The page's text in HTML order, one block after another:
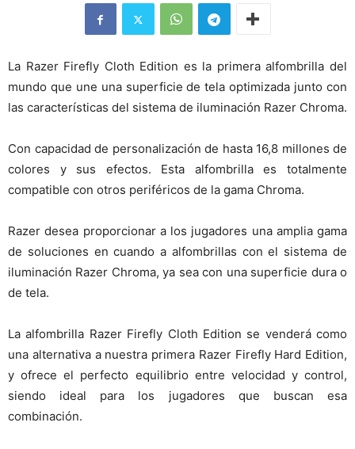
La Razer Firefly Cloth Edition es la primera alfombrilla del
mundo que une una superficie de tela optimizada junto con
las características del sistema de iluminación Razer Chroma.
Con capacidad de personalización de hasta 16,8 millones de
colores y sus efectos. Esta alfombrilla es totalmente
compatible con otros periféricos de la gama Chroma.
Razer desea proporcionar a los jugadores una amplia gama
de soluciones en cuando a alfombrillas con el sistema de
iluminación Razer Chroma, ya sea con una superficie dura o
de tela.
La alfombrilla Razer Firefly Cloth Edition se venderá como
una alternativa a nuestra primera Razer Firefly Hard Edition,
y ofrece el perfecto equilibrio entre velocidad y control,
siendo ideal para los jugadores que buscan esa
combinación.